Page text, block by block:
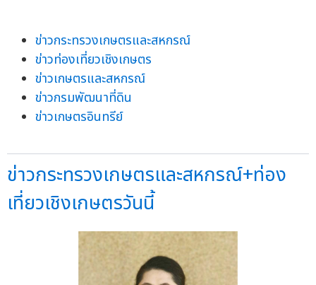
ข่าวกระทรวงเกษตรและสหกรณ์
ข่าวท่องเที่ยวเชิงเกษตร
ข่าวเกษตรและสหกรณ์
ข่าวกรมพัฒนาที่ดิน
ข่าวเกษตรอินทรีย์
ข่าวกระทรวงเกษตรและสหกรณ์+ท่อง
เที่ยวเชิงเกษตรวันนี้